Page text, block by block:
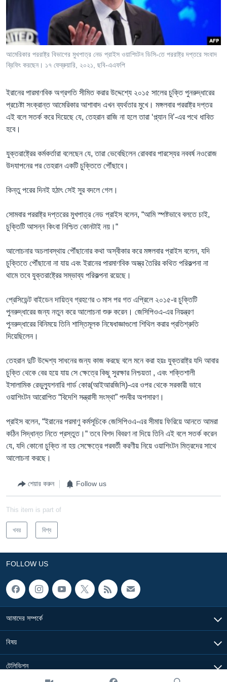
Learning English
FOLLOW US
অন্য ভাষায় ওয়েব সাইট
আমেরিকার পররাষ্ট্র বিভাগের মুখপাত্র নেড প্রাইস ওয়াশিংটন ডিসি-তে পররাষ্ট্র দপ্তরে সংবাদ
ব্রিফিং করছেন। ১৭ ফেব্রুয়ারি, ২০২১, ছবি-এএফপি
ইরানের পারমাণবিক অগ্রগতি সীমিত করার উদ্দেশ্যে ২০১৫ সালের চুক্তি পুনরুদ্ধারের
প্রচেষ্টা সংক্রান্ত আমেরিকার আশাবাদ এখন ব্যর্থতার মুখে। মঙ্গলবার পররাষ্ট্র দপ্তর
এই বলে সতর্ক করে দিয়েছে যে, তেহরান রাজি না হলে তারা ‘প্ল্যান বি’-এর পথে ধাবিত
হবে।
যুক্তরাষ্ট্রের কর্মকর্তারা বলেছেন যে, তারা ভেবেছিলেন রোববার পারস্যের নববর্ষ নওরোজ
উদযাপনের পর তেহরান একটি চুক্তিতে পৌঁছাবে।
কিন্তু পরের দিনই হঠাৎ সেই সুর বদলে গেল।
সোমবার পররাষ্ট্র দপ্তরের মুখপাত্র নেড প্রাইস বলেন, “আমি স্পষ্টভাবে বলতে চাই,
চুক্তিটি আসন্ন কিংবা নিশ্চিত কোনটাই নয়।“
আলোচনার অচলাবস্থায় পৌঁছানোর কথা অস্বীকার করে মঙ্গলবার প্রাইস বলেন, যদি
চুক্তিতে পৌঁছানো না যায় এবং ইরানের পারমাণবিক অস্ত্র তৈরির কথিত পরিকল্পনা না
থামে তবে যুক্তরাষ্ট্রের সম্ভাব্য পরিকল্পনা রয়েছে।
প্রেসিডেন্ট বাইডেন দায়িত্ব গ্রহণের ৩ মাস পর গত এপ্রিলে ২০১৫-র চুক্তিটি
পুনরুদ্ধারের জন্য নতুন করে আলোচনা শুরু করেন। জেসিপিওএ-এর নিয়ন্ত্রণ
পুনরুদ্ধারের বিনিময়ে তিনি শাস্তিমূলক নিষেধাজ্ঞাগুলো শিথিল করার প্রতিশ্রুতি
দিয়েছিলেন।
তেহরান দুটি উদ্দেশ্য সাধনের জন্য কাজ করছে বলে মনে করা হয়ঃ যুক্তরাষ্ট্র যদি আবার
চুক্তি থেকে বের হয়ে যায় সে ক্ষেত্রে কিছু সুরক্ষার নিশ্চয়তা , এবং শক্তিশালী
ইসালামিক রেভুল্যুশনারি গার্ড কোর(আইআরজিসি)-এর ওপর থেকে সরকারী ভাবে
ওয়াশিংটন আরোপিত “বিদেশি সন্ত্রাসী সংস্থা” পদবীর অপসারণ।
প্রাইস বলেন, “ইরানের পরমাণু কর্মসূচিকে জেসিপিওএ-এর সীমায় ফিরিয়ে আনতে আমরা
কঠিন সিদ্ধান্ত নিতে প্রস্তুত।“ তবে বিশদ বিবরণ না দিয়ে তিনি এই বলে সতর্ক করেন
যে, যদি কোনো চুক্তি না হয় সেক্ষেত্রে পরবর্তী করণীয় নিয়ে ওয়াশিংটন মিত্রদের সাথে
আলোচনা করছে।
শেয়ার করুন Follow us
This item is part of
খবর বিশ্ব
FOLLOW US
আমাদের সম্পর্কে
বিষয়
টেলিভিশন